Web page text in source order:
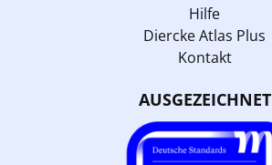
Hilfe
Diercke Atlas Plus
Kontakt
AUSGEZEICHNET